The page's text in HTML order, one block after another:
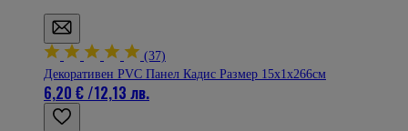
(37)
Декоративен PVC Панел Кадис Размер 15х1х266см
6,20 €/12,13 лв.